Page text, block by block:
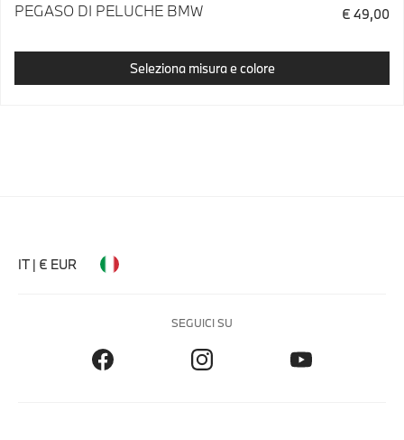
PEGASO DI PELUCHE BMW € 49,00
Seleziona misura e colore
IT | € EUR
SEGUICI SU